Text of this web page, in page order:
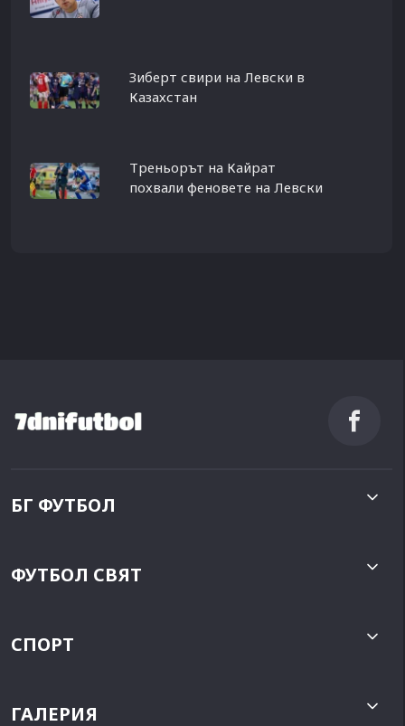
Зиберт свири на Левски в
Казахстан
Треньорът на Кайрат
похвали феновете на Левски
БГ ФУТБОЛ
ФУТБОЛ СВЯТ
СПОРТ
ГАЛЕРИЯ